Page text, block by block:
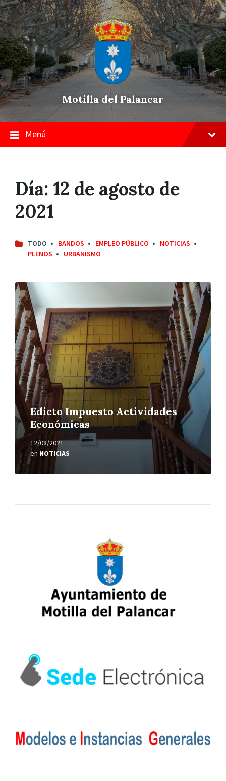
Skip
to
content
Saltar
a
la
navegación
principal
Saltar
a
pie
de
página
Motilla del Palancar
Menú
Día: 12 de agosto de
2021
TODO BANDOS EMPLEO PÚBLICO
NOTICIAS
PLENOS
URBANISMO
Edicto Impuesto Actividades
Económicas
12/08/2021
en NOTICIAS
Leer
más